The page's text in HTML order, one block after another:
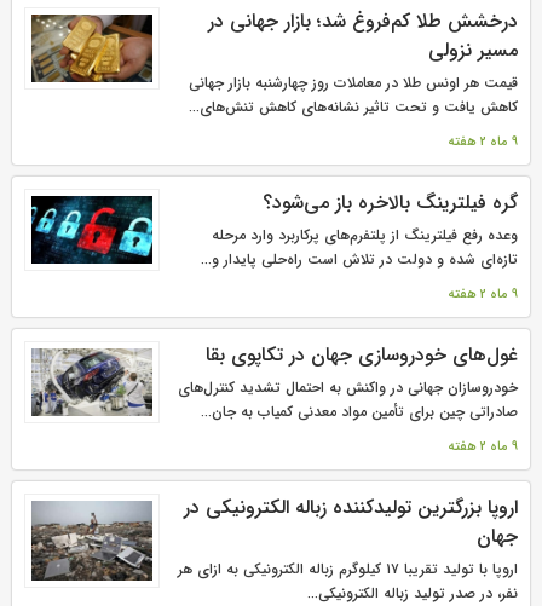
درخشش طلا کم‌فروغ شد؛ بازار جهانی در
مسیر نزولی
قیمت هر اونس طلا در معاملات روز چهارشنبه بازار جهانی
کاهش یافت و تحت تاثیر نشانه‌های کاهش تنش‌های...
9 ماه 2 هفته
گره فیلترینگ بالاخره باز می‌شود؟
وعده رفع فیلترینگ از پلتفرم‌های پرکاربرد وارد مرحله
تازه‌ای شده و دولت در تلاش است راه‌حلی پایدار و...
9 ماه 2 هفته
غول‌های خودروسازی جهان در تکاپوی بقا
خودروسازان جهانی در واکنش به احتمال تشدید کنترل‌های
صادراتی چین برای تأمین مواد معدنی کمیاب به جان...
9 ماه 2 هفته
اروپا بزرگترین تولیدکننده زباله الکترونیکی در
جهان
اروپا با تولید تقریبا ۱۷ کیلوگرم زباله الکترونیکی به ازای هر
نفر، در صدر تولید زباله الکترونیکی...